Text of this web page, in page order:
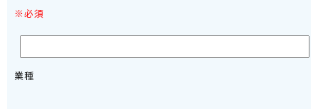
※必須
業種